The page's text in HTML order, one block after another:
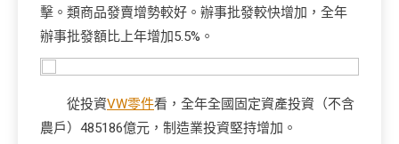
擊。類商品發賣增勢較好。辦事批發較快增加，全年
辦事批發額比上年增加5.5%。
從投資VW零件看，全年全國固定資產投資（不含
農戶）485186億元，制造業投資堅持增加。